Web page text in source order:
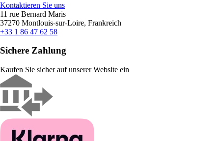
Kontaktieren Sie uns
11 rue Bernard Maris
37270 Montlouis-sur-Loire, Frankreich
+33 1 86 47 62 58
Sichere Zahlung
Kaufen Sie sicher auf unserer Website ein